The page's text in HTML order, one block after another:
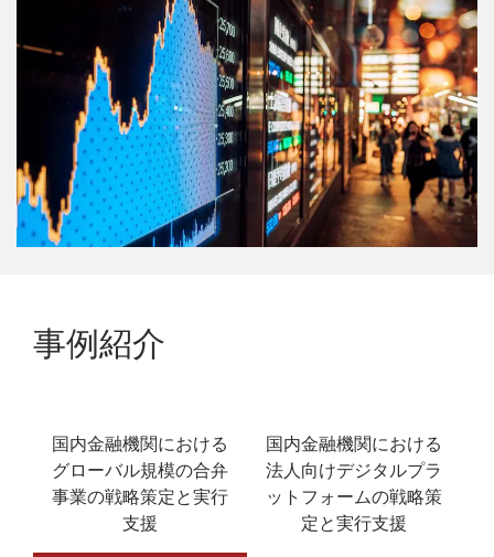
事例紹介
国内金融機関における
グローバル規模の合弁
事業の戦略策定と実行
支援
国内金融機関における
法人向けデジタルプラ
ットフォームの戦略策
定と実行支援